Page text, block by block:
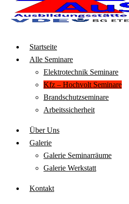
Startseite
Alle Seminare
Elektrotechnik Seminare
Kfz – Hochvolt Seminare
Brandschutzseminare
Arbeitssicherheit
Über Uns
Galerie
Galerie Seminarräume
Galerie Werkstatt
Kontakt